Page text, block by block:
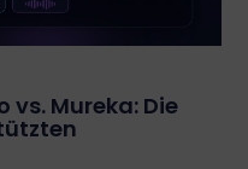
vs. Mureka: Die